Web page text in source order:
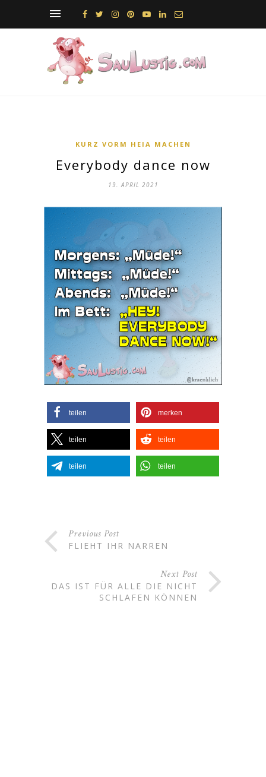
KURZ VORM HEIA MACHEN
Everybody dance now
19. APRIL 2021
teilen merken
teilen teilen
teilen teilen
Previous Post
FLIEHT IHR NARREN
Next Post
DAS IST FÜR ALLE DIE NICHT
SCHLAFEN KÖNNEN